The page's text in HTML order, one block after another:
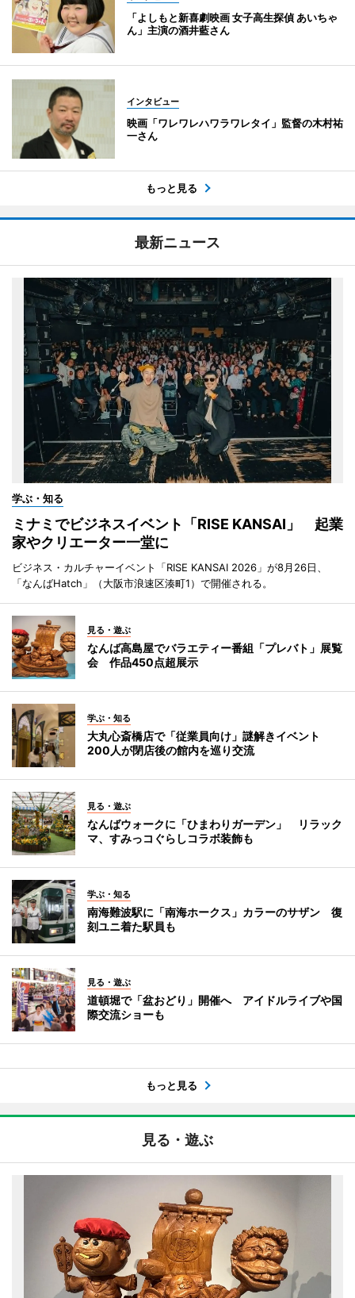
「よしもと新喜劇映画 女子高生探偵 あいちゃ
ん」主演の酒井藍さん
インタビュー
映画「ワレワレハワラワレタイ」監督の木村祐
一さん
もっと見る
最新ニュース
学ぶ・知る
ミナミでビジネスイベント「RISE KANSAI」 起業
家やクリエーター一堂に
ビジネス・カルチャーイベント「RISE KANSAI 2026」が8月26日、
「なんばHatch」（大阪市浪速区湊町1）で開催される。
見る・遊ぶ
なんば高島屋でバラエティー番組「プレバト」展覧
会 作品450点超展示
学ぶ・知る
大丸心斎橋店で「従業員向け」謎解きイベント
200人が閉店後の館内を巡り交流
見る・遊ぶ
なんばウォークに「ひまわりガーデン」 リラック
マ、すみっコぐらしコラボ装飾も
学ぶ・知る
南海難波駅に「南海ホークス」カラーのサザン 復
刻ユニ着た駅員も
見る・遊ぶ
道頓堀で「盆おどり」開催へ アイドルライブや国
際交流ショーも
もっと見る
見る・遊ぶ